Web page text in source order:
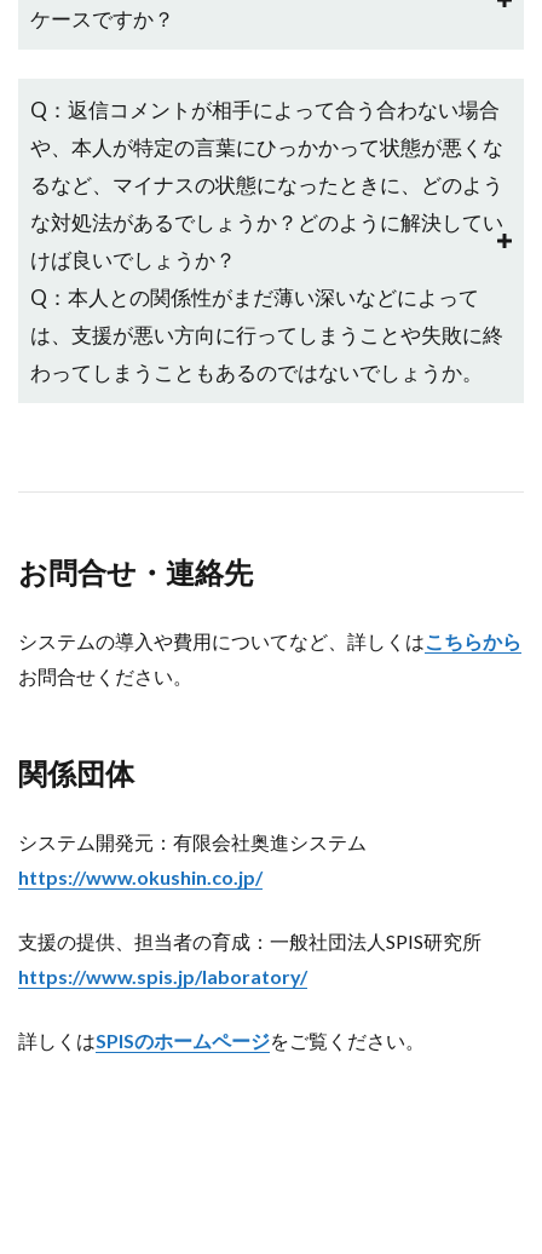
ケースですか？
Q：返信コメントが相手によって合う合わない場合
や、本人が特定の言葉にひっかかって状態が悪くな
るなど、マイナスの状態になったときに、どのよう
な対処法があるでしょうか？どのように解決してい
けば良いでしょうか？
Q：本人との関係性がまだ薄い深いなどによって
は、支援が悪い方向に行ってしまうことや失敗に終
わってしまうこともあるのではないでしょうか。
お問合せ・連絡先
システムの導入や費用についてなど、詳しくはこちらから
お問合せください。
関係団体
システム開発元：有限会社奥進システム
https://www.okushin.co.jp/
支援の提供、担当者の育成：一般社団法人SPIS研究所
https://www.spis.jp/laboratory/
詳しくはSPISのホームページをご覧ください。